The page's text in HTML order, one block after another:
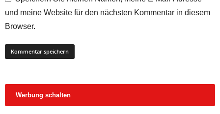
und meine Website für den nächsten Kommentar in diesem
Browser.
Werbung schalten